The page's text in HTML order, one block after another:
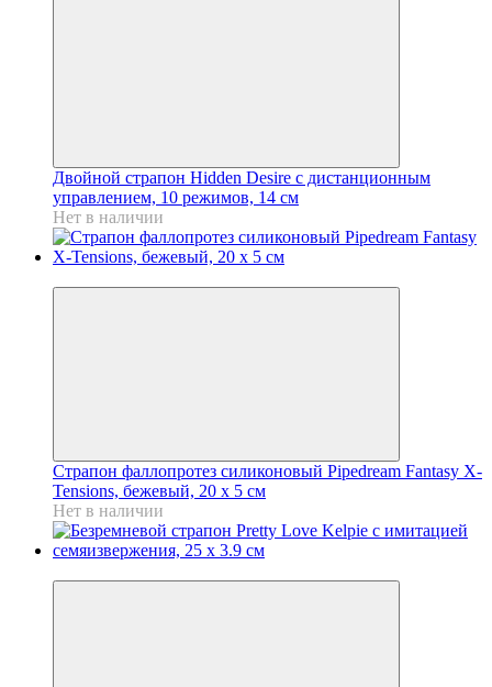
Двойной страпон Hidden Desire с дистанционным
управлением, 10 режимов, 14 см
Нет в наличии
Страпон фаллопротез силиконовый Pipedream Fantasy X-
Tensions, бежевый, 20 х 5 см
Нет в наличии